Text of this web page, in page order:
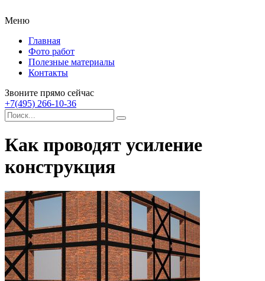
Меню
Главная
Фото работ
Полезные материалы
Контакты
Звоните прямо сейчас
+7(495) 266-10-36
Как проводят усиление
конструкция